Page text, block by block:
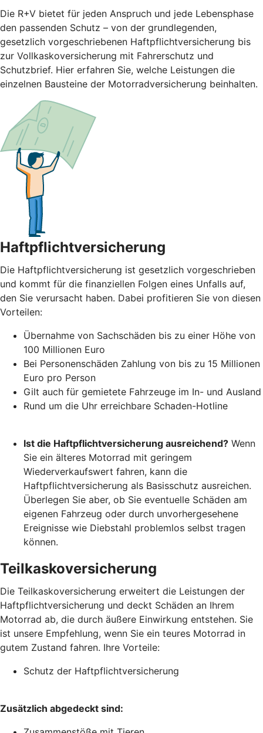
Die R+V bietet für jeden Anspruch und jede Lebensphase
den passenden Schutz – von der grundlegenden,
gesetzlich vorgeschriebenen Haftpflichtversicherung bis
zur Vollkaskoversicherung mit Fahrerschutz und
Schutzbrief. Hier erfahren Sie, welche Leistungen die
einzelnen Bausteine der Motorradversicherung beinhalten.
Haftpflichtversicherung
Die Haftpflichtversicherung ist gesetzlich vorgeschrieben
und kommt für die finanziellen Folgen eines Unfalls auf,
den Sie verursacht haben. Dabei profitieren Sie von diesen
Vorteilen:
Übernahme von Sachschäden bis zu einer Höhe von
100 Millionen Euro
Bei Personenschäden Zahlung von bis zu 15 Millionen
Euro pro Person
Gilt auch für gemietete Fahrzeuge im In- und Ausland
Rund um die Uhr erreichbare Schaden-Hotline
Ist die Haftpflichtversicherung ausreichend? Wenn
Sie ein älteres Motorrad mit geringem
Wiederverkaufswert fahren, kann die
Haftpflichtversicherung als Basisschutz ausreichen.
Überlegen Sie aber, ob Sie eventuelle Schäden am
eigenen Fahrzeug oder durch unvorhergesehene
Ereignisse wie Diebstahl problemlos selbst tragen
können.
Teilkaskoversicherung
Die Teilkaskoversicherung erweitert die Leistungen der
Haftpflichtversicherung und deckt Schäden an Ihrem
Motorrad ab, die durch äußere Einwirkung entstehen. Sie
ist unsere Empfehlung, wenn Sie ein teures Motorrad in
gutem Zustand fahren. Ihre Vorteile:
Schutz der Haftpflichtversicherung
Zusätzlich abgedeckt sind: